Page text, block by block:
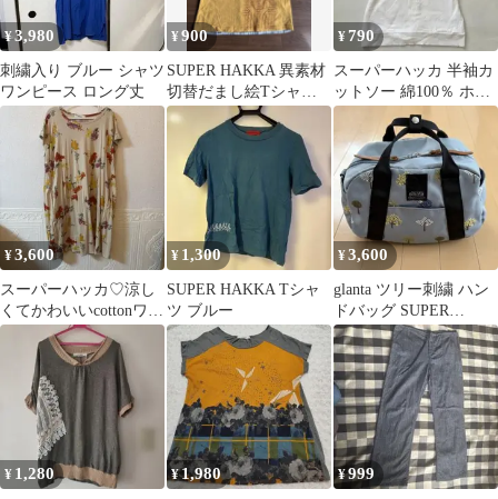
¥3,980
刺繍入り ブルー シャツ
ワンピース ロング丈
¥900
SUPER HAKKA 異素材
切替だまし絵Tシャツ
日本製 カットソー
¥790
スーパーハッカ 半袖カ
ットソー 綿100％ ホワ
イト
¥3,600
スーパーハッカ♡涼し
くてかわいいcottonワン
ピース1回着用
¥ 1,300
SUPER HAKKA Tシャ
ツ ブルー
¥3,600
glanta ツリー刺繍 ハン
ドバッグ SUPER
HAKKA
¥ 1,280 ¥1,980 ¥999